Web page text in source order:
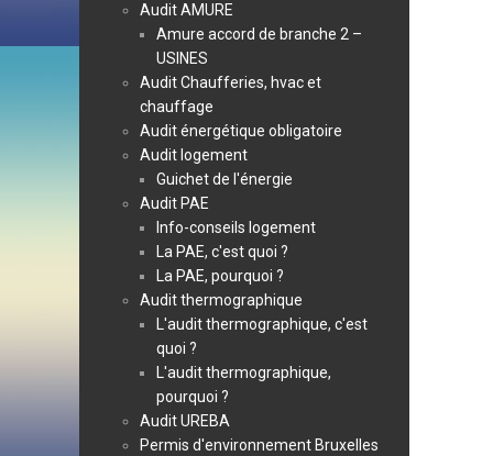
Audit AMURE
Amure accord de branche 2 –
USINES
Audit Chaufferies, hvac et
chauffage
Audit énergétique obligatoire
Audit logement
Guichet de l'énergie
Audit PAE
Info-conseils logement
La PAE, c'est quoi ?
La PAE, pourquoi ?
Audit thermographique
L'audit thermographique, c'est
quoi ?
L'audit thermographique,
pourquoi ?
Audit UREBA
Permis d'environnement Bruxelles